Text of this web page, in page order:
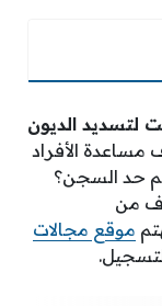
الديون
الأفراد
حد السجن؟
من
موقع مجالات